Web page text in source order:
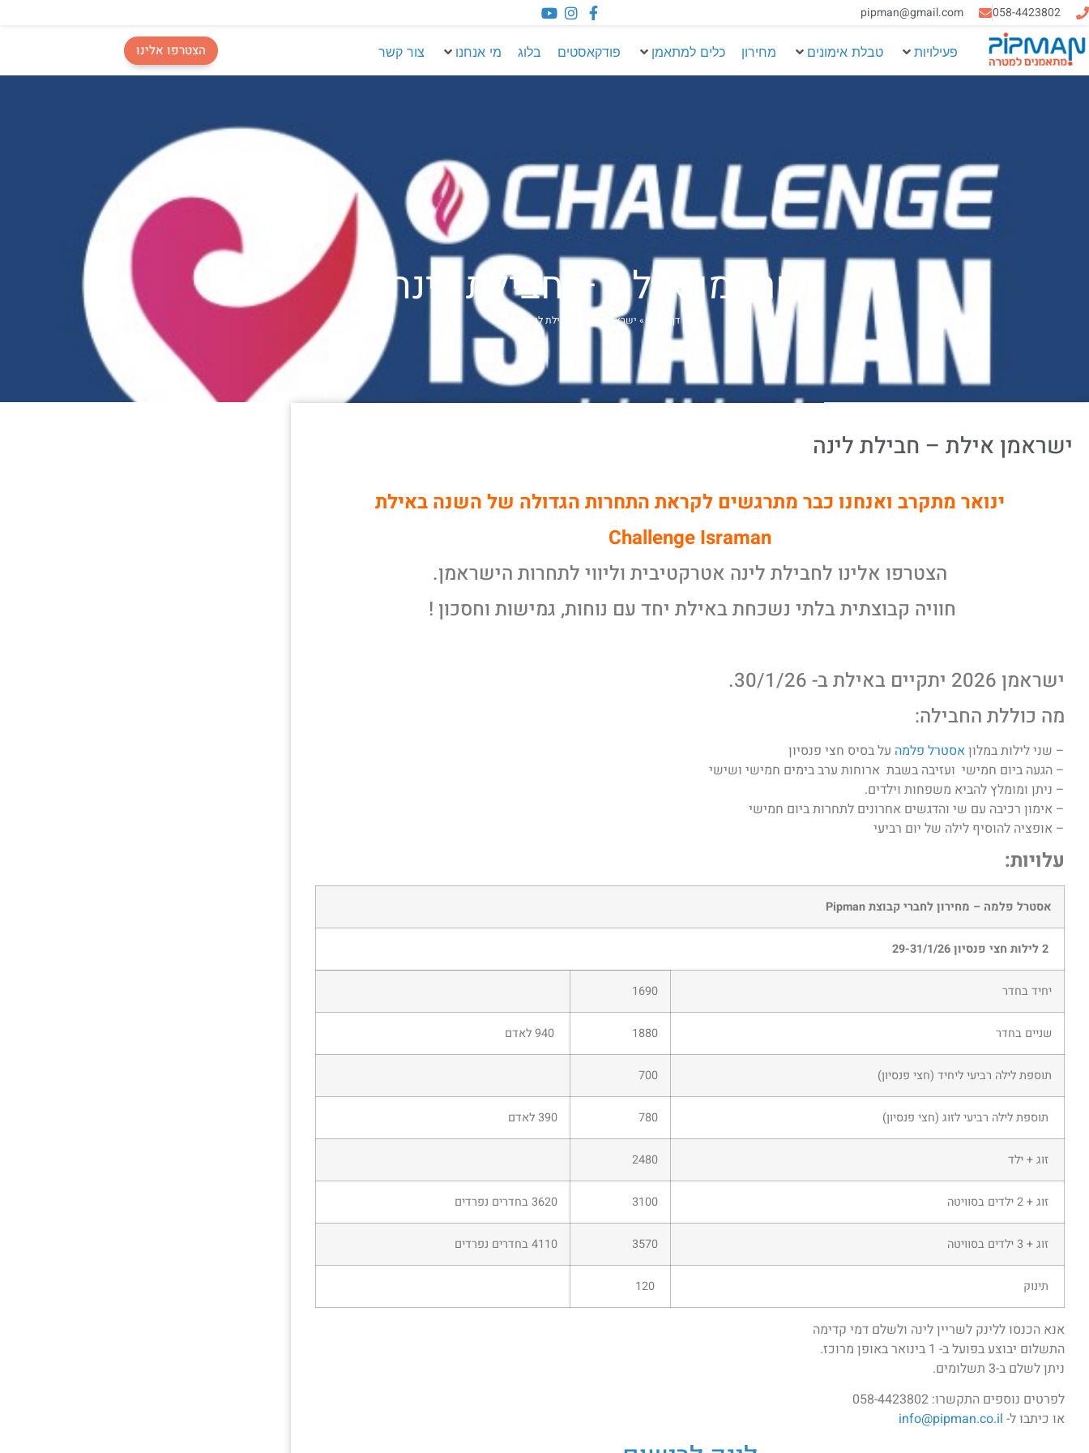
058-4423802
pipman@gmail.com‏
פעילויות טבלת אימונים מחירון כלים למתאמן פודקאסטים בלוג מי אנחנו צור קשר הצטרפו אלינו
ישראמן אילת – חבילת לינה
דף הבית» ישראמן אילת – חבילת לינה
ישראמן אילת – חבילת לינה
ינואר מתקרב ואנחנו כבר מתרגשים לקראת התחרות הגדולה של השנה באילת
Challenge Israman
הצטרפו אלינו לחבילת לינה אטרקטיבית וליווי לתחרות הישראמן.
חוויה קבוצתית בלתי נשכחת באילת יחד עם נוחות, גמישות וחסכון !
ישראמן 2026 יתקיים באילת ב- 30/1/26.
מה כוללת החבילה:
– שני לילות במלוןאסטרל פלמה על בסיס חצי פנסיון
– הגעה ביום חמישי ועזיבה בשבת ארוחות ערב בימים חמישי ושישי
– ניתן ומומלץ להביא משפחות וילדים.
– אימון רכיבה עם שי והדגשים אחרונים לתחרות ביום חמישי
– אופציה להוסיף לילה של יום רביעי
עלויות:
אסטרל פלמה – מחירון לחברי קבוצת
2 לילות חצי פנסיון 29-31/1/26
יחיד בחדר 1690
שניים בחדר 1880
תוספת לילה רביעי ליחיד (חצי פנסיון) 700
תוספת לילה רביעי לזוג (חצי פנסיון) 780 390 לאדם
זוג + ילד 2480
זוג + 2 ילדים בסוויטה 3100 3620 בחדרים נפרדים
זוג + 3 ילדים בסוויטה 3570 4110 בחדרים נפרדים
תינוק
אנא הכנסו ללינק לשריין לינה ולשלם דמי קדימה
התשלום יבוצע בפועל ב- 1 בינואר באופן מרוכז.
ניתן לשלם ב-3 תשלומים.
לפרטים נוספים התקשרו: 058-4423802
או כיתבו ל- info@pipman.co.il